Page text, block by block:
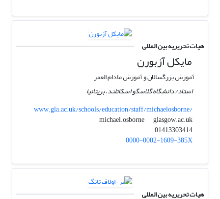
هیات تحریریه بین المللی
مایکل آزبورن
آموزش بزرگسالان و آموزش مادام العمر
استاد/ دانشگاه گلاسگو اسکاتلند، بریتانیا
www.gla.ac.uk/schools/education/staff/michaelosborne/
michael.osborne
glasgow.ac.uk
01413303414
0000-0002-1609-385X
هیات تحریریه بین المللی